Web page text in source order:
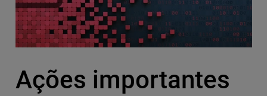
Ações importantes